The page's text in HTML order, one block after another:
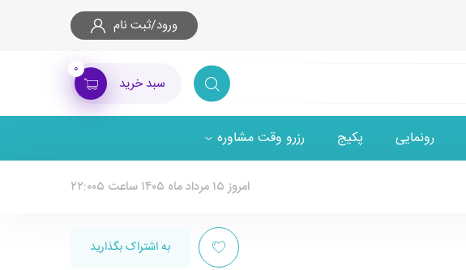
ورود/ثبت نام
سبد خرید
۰
رونمایی پکیج رزرو وقت مشاوره
امروز ۱۵ مرداد ماه ۱۴۰۵ ساعت ۲۲:۰۰۵
به اشتراک بگذارید